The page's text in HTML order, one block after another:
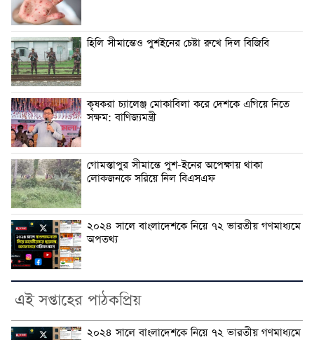
হিলি সীমান্তেও পুশইনের চেষ্টা রুখে দিল বিজিবি
কৃষকরা চ্যালেঞ্জ মোকাবিলা করে দেশকে এগিয়ে নিতে
সক্ষম: বাণিজ্যমন্ত্রী
গোমস্তাপুর সীমান্তে পুশ-ইনের অপেক্ষায় থাকা
লোকজনকে সরিয়ে নিল বিএসএফ
২০২৪ সালে বাংলাদেশকে নিয়ে ৭২ ভারতীয় গণমাধ্যমে
অপতথ্য
এই সপ্তাহের পাঠকপ্রিয়
২০২৪ সালে বাংলাদেশকে নিয়ে ৭২ ভারতীয় গণমাধ্যমে